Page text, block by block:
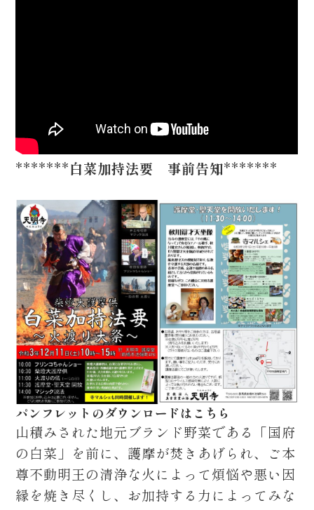
*******白菜加持法要 事前告知*******
パンフレットのダウンロードはこちら
山積みされた地元ブランド野菜である「国府
の白菜」を前に、護摩が焚きあげられ、ご本
尊不動明王の清浄な火によって煩悩や悪い因
縁を焼き尽くし、お加持する力によってみな